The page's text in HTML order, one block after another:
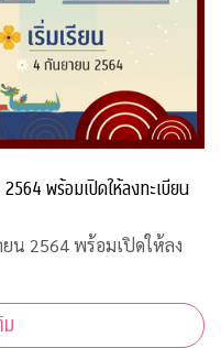
พร้อมเปิดให้ลงทะเบียน
ยน 2564 พร้อมเปิดให้ลง
ม